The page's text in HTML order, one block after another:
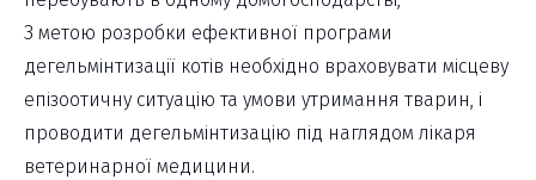
З метою розробки ефективної програми
дегельмінтизації котів необхідно враховувати місцеву
епізоотичну ситуацію та умови утримання тварин, і
проводити дегельмінтизацію під наглядом лікаря
ветеринарної медицини.